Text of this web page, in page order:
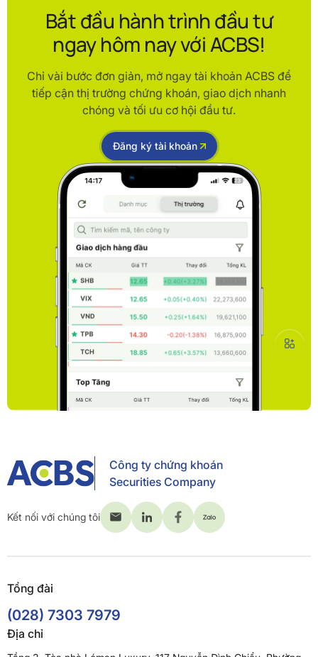
Bắt đầu hành trình đầu tư
ngay hôm nay với ACBS!
Chỉ vài bước đơn giản, mở ngay tài khoản ACBS để
tiếp cận thị trường chứng khoán, giao dịch nhanh
chóng và tối ưu cơ hội đầu tư.
Đăng ký tài khoản
Công ty chứng khoán
Securities Company
Kết nối với chúng tôi
Tổng đài
(028) 7303 7979
Địa chỉ